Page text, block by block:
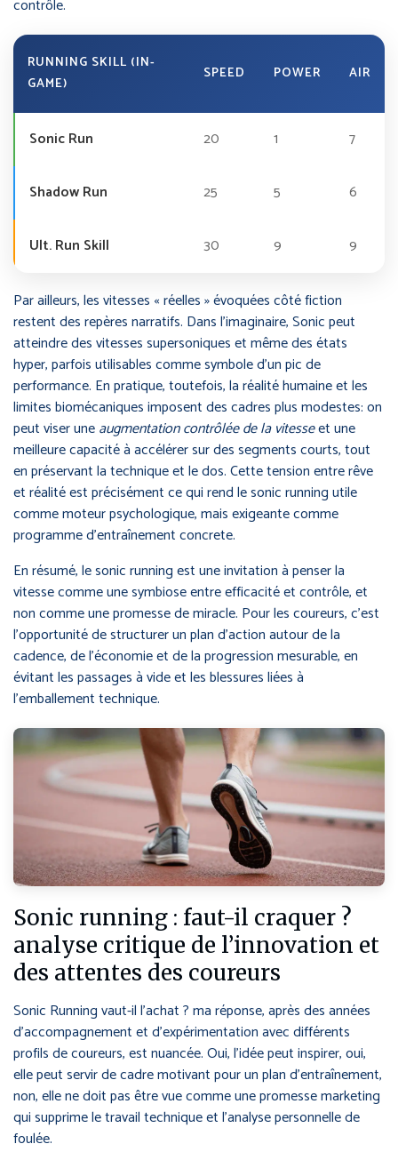
contrôle.
RUNNING SKILL (IN-
GAME)
SPEED POWER AIR
Sonic Run 20 1 7
Shadow Run 25 5 6
Ult. Run Skill 30 9 9
Par ailleurs, les vitesses « réelles » évoquées côté fiction
restent des repères narratifs. Dans l’imaginaire, Sonic peut
atteindre des vitesses supersoniques et même des états
hyper, parfois utilisables comme symbole d’un pic de
performance. En pratique, toutefois, la réalité humaine et les
limites biomécaniques imposent des cadres plus modestes: on
peut viser uneaugmentation contrôlée de la vitesseet une
meilleure capacité à accélérer sur des segments courts, tout
en préservant la technique et le dos. Cette tension entre rêve
et réalité est précisément ce qui rend le sonic running utile
comme moteur psychologique, mais exigeante comme
programme d’entraînement concrete.
En résumé, le sonic running est une invitation à penser la
vitesse comme une symbiose entre efficacité et contrôle, et
non comme une promesse de miracle. Pour les coureurs, c’est
l’opportunité de structurer un plan d’action autour de la
cadence, de l’économie et de la progression mesurable, en
évitant les passages à vide et les blessures liées à
l’emballement technique.
Sonic running : faut-il craquer ?
analyse critique de l’innovation et
des attentes des coureurs
Sonic Running vaut-il l’achat ? ma réponse, après des années
d’accompagnement et d’expérimentation avec différents
profils de coureurs, est nuancée. Oui, l’idée peut inspirer, oui,
elle peut servir de cadre motivant pour un plan d’entraînement,
non, elle ne doit pas être vue comme une promesse marketing
qui supprime le travail technique et l’analyse personnelle de
foulée.